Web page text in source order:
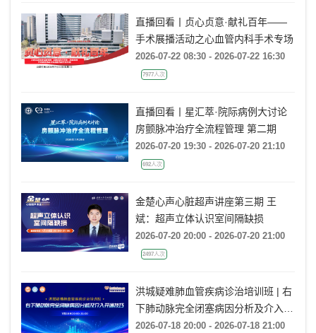
直播回看丨贞心贞意·献礼百年——
手术展播活动之心血管内科手术专场
2026-07-22 08:30 - 2026-07-22 16:30
7977人次
直播回看丨星汇萃·院际病例大讨论
房颤脉冲治疗全流程管理 第二期
2026-07-20 19:30 - 2026-07-20 21:10
692人次
金楚心声心脏超声讲座第三期 王
斌：超声立体认识室间隔缺损
2026-07-20 20:00 - 2026-07-20 21:00
2497人次
洪城疑难肺血管疾病诊治培训班 | 右
下肺动脉完全闭塞病因分析及介入开
通技巧
2026-07-18 20:00 - 2026-07-18 21:00